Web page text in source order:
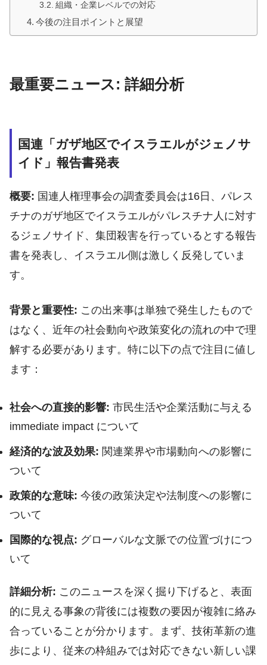
組織・企業レベルでの対応
今後の注目ポイントと展望
最重要ニュース: 詳細分析
国連「ガザ地区でイスラエルがジェノサ
イド」報告書発表
概要: 国連人権理事会の調査委員会は16日、パレス
チナのガザ地区でイスラエルがパレスチナ人に対す
るジェノサイド、集団殺害を行っているとする報告
書を発表し、イスラエル側は激しく反発していま
す。
背景と重要性: この出来事は単独で発生したもので
はなく、近年の社会動向や政策変化の流れの中で理
解する必要があります。特に以下の点で注目に値し
ます：
社会への直接的影響: 市民生活や企業活動に与える
immediate impact について
経済的な波及効果: 関連業界や市場動向への影響に
ついて
政策的な意味: 今後の政策決定や法制度への影響に
ついて
国際的な視点: グローバルな文脈での位置づけにつ
いて
詳細分析: このニュースを深く掘り下げると、表面
的に見える事象の背後には複数の要因が複雑に絡み
合っていることが分かります。まず、技術革新の進
歩により、従来の枠組みでは対応できない新しい課